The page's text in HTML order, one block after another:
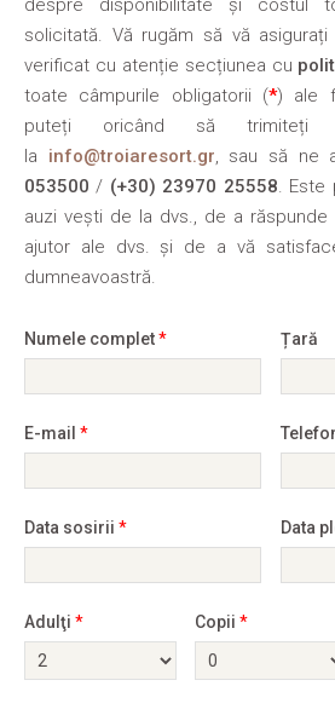
despre disponibilitate și costul
solicitată. Vă rugăm să vă
verificat cu atenție secțiunea cu
toate câmpurile obligatorii (*) ale
puteți oricând să trimiteți
la info@troiaresort.gr, sau să ne
053500 / (+30) 23970 25558. Este
auzi vești de la dvs., de a
ajutor ale dvs. și de a vă
dumneavoastră.
Numele complet* Țară
E-mail *
Data sosirii * Data
Adulţi * Copii *